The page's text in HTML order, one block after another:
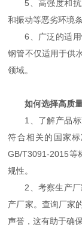
5、高强度和
和振动等恶劣环境
6、广泛的适
钢管不仅适用于供
领域。
如何选择高质
1、了解产品
符合相关的国家标
GB/T3091-2015等
规性。
2、考察生产
产厂家。查询厂家
声誉，这有助于确